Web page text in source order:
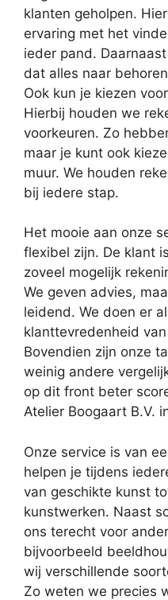
klanten geholpen.
ervaring met het
ieder pand.
dat alles naar
Ook kun je kiezen
Hierbij houden we
voorkeuren. Zo
maar je kunt ook
muur. We houden
bij iedere stap.
Het mooie aan onze
flexibel zijn. De klant
zoveel mogelijk
We geven advies,
leidend. We doen er
klanttevredenheid
Bovendien zijn onze
weinig andere
op dit front beter
Atelier Boogaart B.V.
Onze service is van
helpen je tijdens
van geschikte kunst
kunstwerken. Naast
ons terecht voor
bijvoorbeeld
wij verschillende
Zo weten we precies